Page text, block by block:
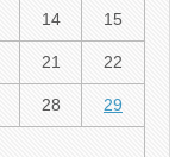
14 15
21 22
28 29